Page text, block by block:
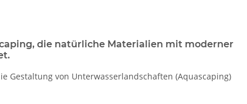
die natürliche Materialien mit moderner
Gestaltung von Unterwasserlandschaften (Aquascaping)